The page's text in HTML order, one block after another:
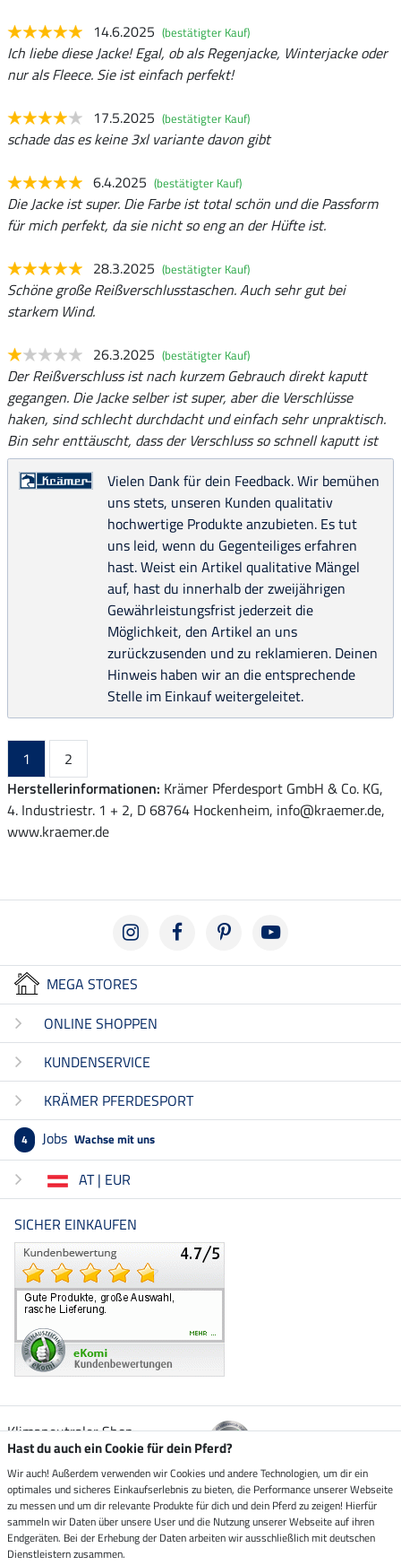
14.6.2025 (bestätigter Kauf)
Ich liebe diese Jacke! Egal, ob als Regenjacke, Winterjacke oder
nur als Fleece. Sie ist einfach perfekt!
17.5.2025 (bestätigter Kauf)
schade das es keine 3xl variante davon gibt
6.4.2025 (bestätigter Kauf)
Die Jacke ist super. Die Farbe ist total schön und die Passform
für mich perfekt, da sie nicht so eng an der Hüfte ist.
28.3.2025 (bestätigter Kauf)
Schöne große Reißverschlusstaschen. Auch sehr gut bei
starkem Wind.
26.3.2025 (bestätigter Kauf)
Der Reißverschluss ist nach kurzem Gebrauch direkt kaputt
gegangen. Die Jacke selber ist super, aber die Verschlüsse
haken, sind schlecht durchdacht und einfach sehr unpraktisch.
Bin sehr enttäuscht, dass der Verschluss so schnell kaputt ist
Vielen Dank für dein Feedback. Wir bemühen
uns stets, unseren Kunden qualitativ
hochwertige Produkte anzubieten. Es tut
uns leid, wenn du Gegenteiliges erfahren
hast. Weist ein Artikel qualitative Mängel
auf, hast du innerhalb der zweijährigen
Gewährleistungsfrist jederzeit die
Möglichkeit, den Artikel an uns
zurückzusenden und zu reklamieren. Deinen
Hinweis haben wir an die entsprechende
Stelle im Einkauf weitergeleitet.
1
2
Herstellerinformationen: Krämer Pferdesport GmbH & Co. KG,
4. Industriestr. 1 + 2, D 68764 Hockenheim, info@kraemer.de,
www.kraemer.de
MEGA STORES
ONLINE SHOPPEN
KUNDENSERVICE
KRÄMER PFERDESPORT
4 Jobs Wachse mit uns
AT | EUR
SICHER EINKAUFEN
Klimaneutraler Shop
Zustellung durch
Sicher bezahlen mit
Hast du auch ein Cookie für dein Pferd?
Wir auch! Außerdem verwenden wir Cookies und andere Technologien, um dir ein
optimales und sicheres Einkaufserlebnis zu bieten, die Performance unserer Webseite
zu messen und um dir relevante Produkte für dich und dein Pferd zu zeigen! Hierfür
sammeln wir Daten über unsere User und die Nutzung unserer Webseite auf ihren
Endgeräten. Bei der Erhebung der Daten arbeiten wir ausschließlich mit deutschen
Dienstleistern zusammen.